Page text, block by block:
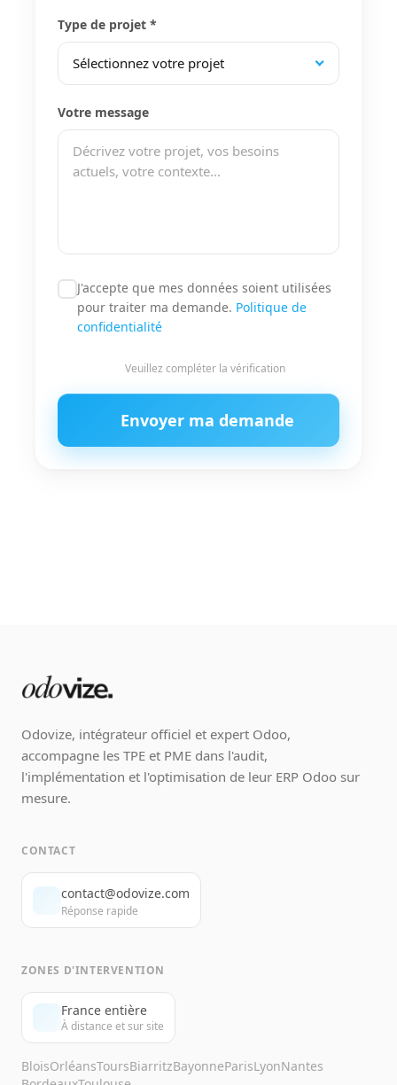
Type de projet *
Votre message
J'accepte que mes données soient utilisées
pour traiter ma demande. Politique de
confidentialité
Veuillez compléter la vérification
Envoyer ma demande
Odovize, intégrateur officiel et expert Odoo,
accompagne les TPE et PME dans l'audit,
l'implémentation et l'optimisation de leur ERP Odoo sur
mesure.
CONTACT
contact@odovize.com
Réponse rapide
ZONES D'INTERVENTION
France entière
À distance et sur site
BloisOrléansToursBiarritzBayonneParisLyonNantes